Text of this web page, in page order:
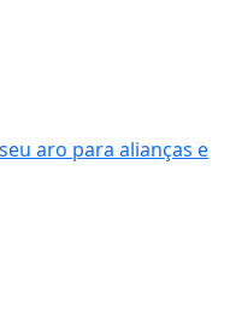
aro para alianças e